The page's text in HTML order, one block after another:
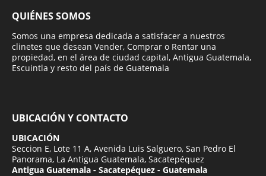
QUIÉNES SOMOS
Somos una empresa dedicada a satisfacer a nuestros
clinetes que desean Vender, Comprar o Rentar una
propiedad, en el área de ciudad capital, Antigua Guatemala,
Escuintla y resto del país de Guatemala
UBICACIÓN Y CONTACTO
UBICACIÓN
Seccion E, Lote 11 A, Avenida Luis Salguero, San Pedro El
Panorama, La Antigua Guatemala, Sacatepéquez
Antigua Guatemala - Sacatepéquez - Guatemala